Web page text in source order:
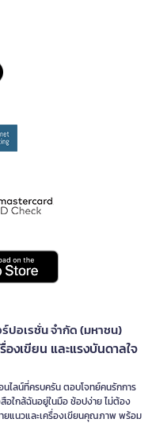
ร์ปอเรชั่น จำกัด (มหาชน)
งเขียน และแรงบันดาลใจ
นไลน์ที่ครบครัน ตอบโจทย์คนรักการ
อใกล้ฉันอยู่ในมือ ช้อปง่าย ไม่ต้อง
ยแนวและเครื่องเขียนคุณภาพ พร้อม